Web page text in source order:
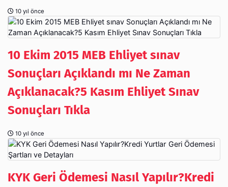
10 yıl önce
10 Ekim 2015 MEB Ehliyet sınav
Sonuçları Açıklandı mı Ne Zaman
Açıklanacak?5 Kasım Ehliyet Sınav
Sonuçları Tıkla
10 yıl önce
KYK Geri Ödemesi Nasıl Yapılır?Kredi